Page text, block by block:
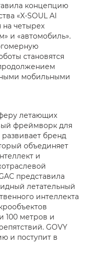
концепцию
«X-SOUL AI
на четырех
и «автомобиль».
становятся
мобильными
летающих
фреймворк для
бренд
объединяет
и
представила
летательный
интеллекта
100 метров и
GOVY
и поступит в